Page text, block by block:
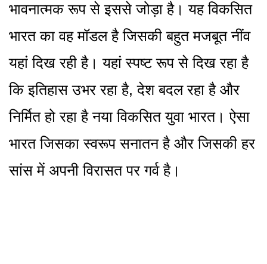
भावनात्मक रूप से इससे जोड़ा है। यह विकसित
भारत का वह मॉडल है जिसकी बहुत मजबूत नींव
यहां दिख रही है। यहां स्पष्ट रूप से दिख रहा है
कि इतिहास उभर रहा है, देश बदल रहा है और
निर्मित हो रहा है नया विकसित युवा भारत। ऐसा
भारत जिसका स्वरूप सनातन है और जिसकी हर
सांस में अपनी विरासत पर गर्व है।